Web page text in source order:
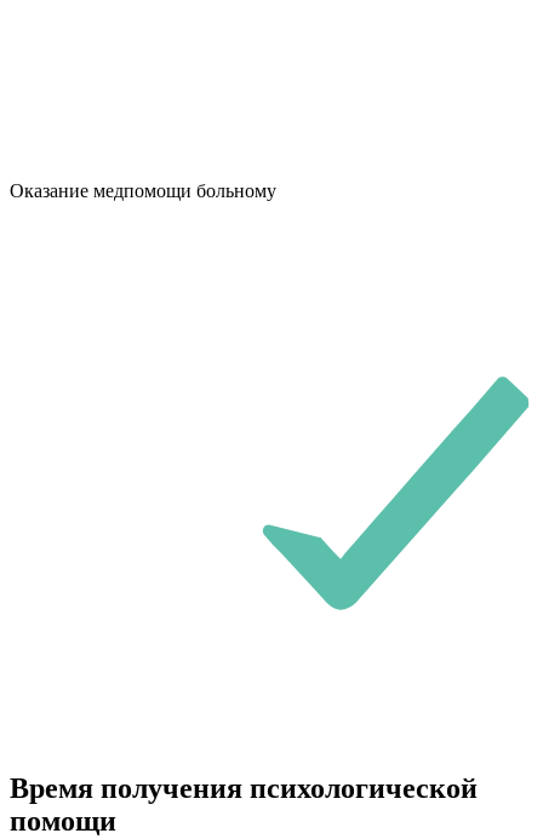
Оказание медпомощи больному
Время получения психологической
помощи